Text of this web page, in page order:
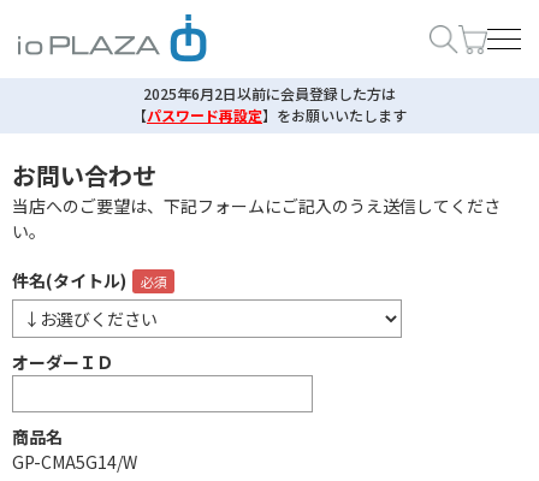
2025年6月2日以前に会員登録した方は
【パスワード再設定】 をお願いいたします
お問い合わせ
当店へのご要望は、下記フォームにご記入のうえ送信してくださ
い。
件名(タイトル)
オーダーＩＤ
商品名
GP-CMA5G14/W